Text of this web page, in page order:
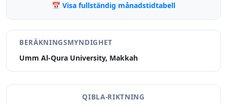
📅 Visa fullständig månadstidtabell
BERÄKNINGSMYNDIGHET
Umm Al-Qura University, Makkah
QIBLA-RIKTNING